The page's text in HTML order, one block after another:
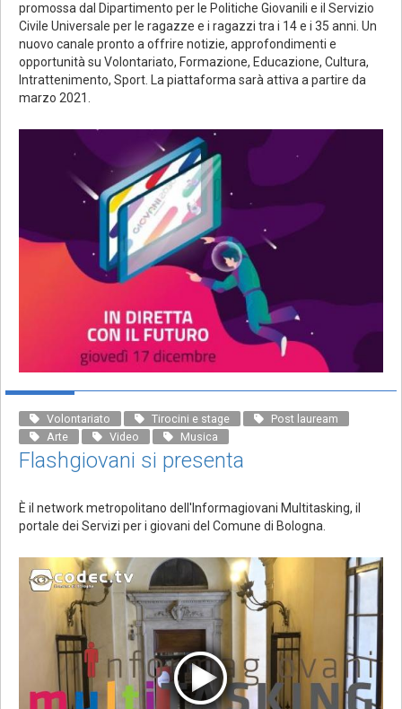
promossa dal Dipartimento per le Politiche Giovanili e il Servizio
Civile Universale per le ragazze e i ragazzi tra i 14 e i 35 anni. Un
nuovo canale pronto a offrire notizie, approfondimenti e
opportunità su Volontariato, Formazione, Educazione, Cultura,
Intrattenimento, Sport. La piattaforma sarà attiva a partire da
marzo 2021.
Volontariato Tirocini e stage
Post lauream
Arte
Video Musica
Flashgiovani si presenta
È il network metropolitano dell'Informagiovani Multitasking, il
portale dei Servizi per i giovani del Comune di Bologna.